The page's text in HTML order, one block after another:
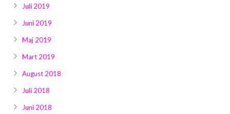
Juli 2019
Juni 2019
Maj 2019
Mart 2019
August 2018
Juli 2018
Juni 2018